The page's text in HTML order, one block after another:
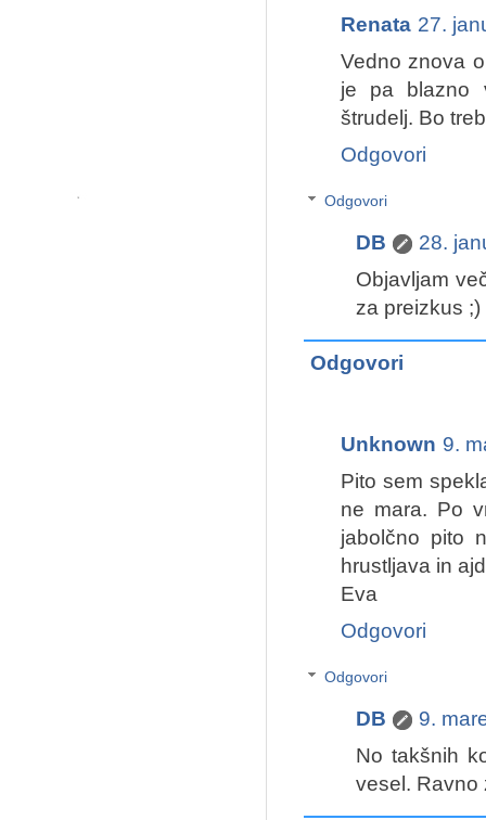
Renata 27.
Vedno znova
je pa blazno
štrudelj. Bo
Odgovori
Odgovori
DB
28.
Objavljam
za preizkus ;)
Odgovori
Unknown 9.
Pito sem
ne mara. Po
jabolčno pito
hrustljava in
Eva
Odgovori
Odgovori
DB
9.
No takšnih
vesel. Ravno